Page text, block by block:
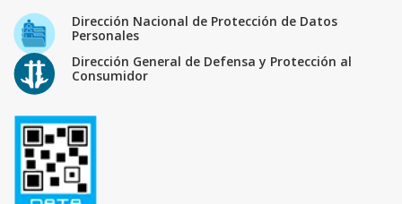
Dirección Nacional de Protección de Datos
Personales
Dirección General de Defensa y Protección al
Consumidor